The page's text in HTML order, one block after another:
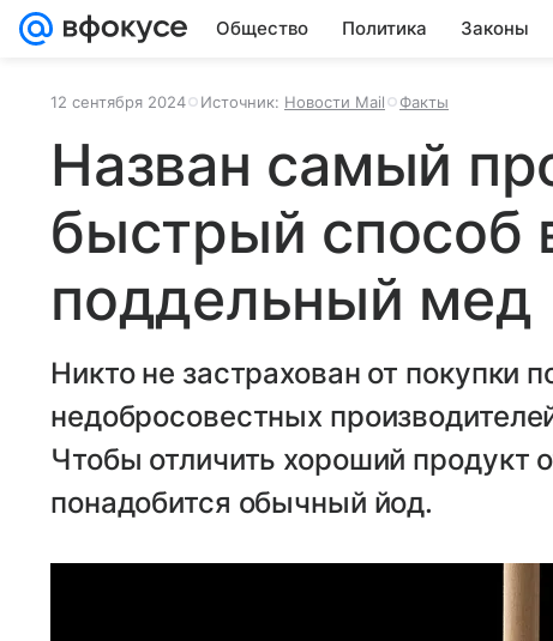
Общество Политика Законы
12 сентября 2024 Источник: Новости Mail Факты
Назван самый
быстрый способ
поддельный мед
Никто не застрахован от покупки
недобросовестных
Чтобы отличить хороший продукт
понадобится обычный йод.